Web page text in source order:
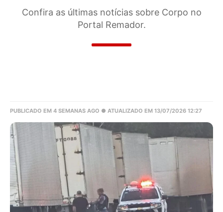
Confira as últimas notícias sobre Corpo no
Portal Remador.
PUBLICADO EM 4 SEMANAS AGO ● ATUALIZADO EM 13/07/2026 12:27